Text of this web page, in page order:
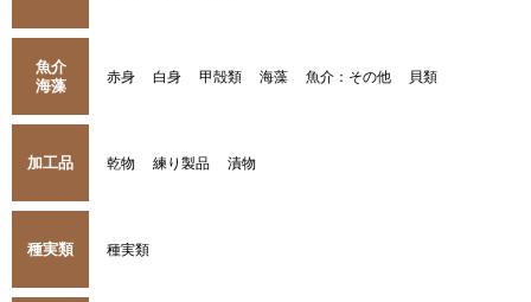
魚介
海藻
赤身 白身 甲殻類 海藻 魚介：その他 貝類
加工品 乾物 練り製品 漬物
種実類 種実類